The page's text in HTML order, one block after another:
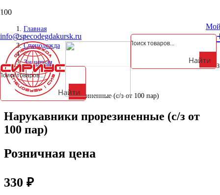
Курская обл., Октябрьский р-н, д. Анахина, ул. Зеленая, д. 5а
info@specodegdakursk.ru
Мой
Найти
Найти
Главная
/
Спецодежда
/
Защитная
/
Фартуки
/
Нарукавники прорезиненные (с/з от 100 пар)
Нарукавники прорезиненные (с/з от
100 пар)
Розничная цена
330 ₽